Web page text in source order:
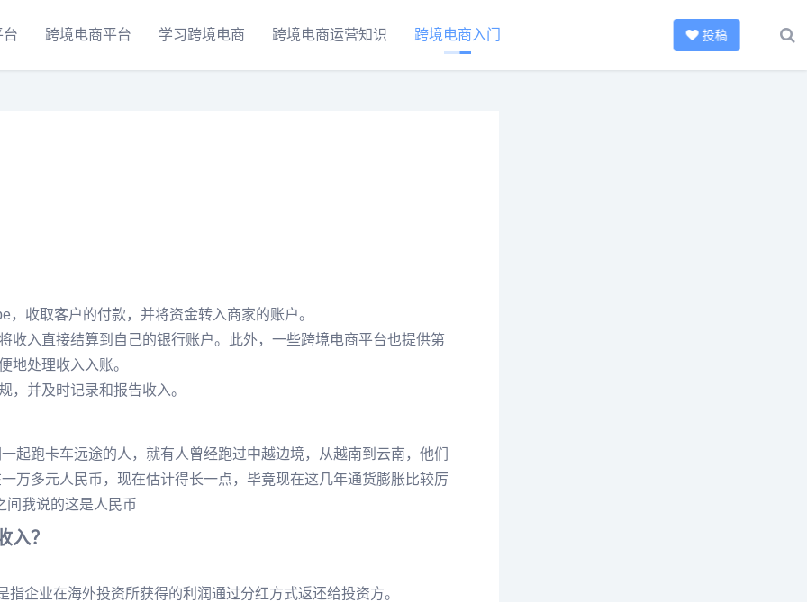
台 跨境电商平台 学习跨境电商 跨境电商运营知识 跨境电商入门 投稿
收取客户的付款，并将资金转入商家的账户。
收入直接结算到自己的银行账户。此外，一些跨境电商平台也提供第
地处理收入入账。
，并及时记录和报告收入。
起跑卡车远途的人，就有人曾经跑过中越边境，从越南到云南，他们
万多元人民币，现在估计得长一点，毕竟现在这几年通货膨胀比较厉
间我说的这是人民币
？
企业在海外投资所获得的利润通过分红方式返还给投资方。